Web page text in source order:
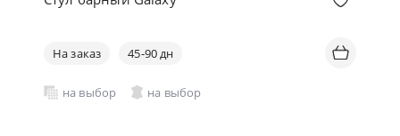
На заказ 45-90 дн
на выбор на выбор